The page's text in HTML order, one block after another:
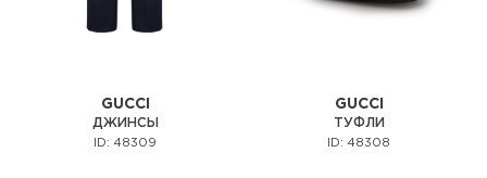
GUCCI
ДЖИНСЫ
ID: 48309
GUCCI
ТУФЛИ
ID: 48308